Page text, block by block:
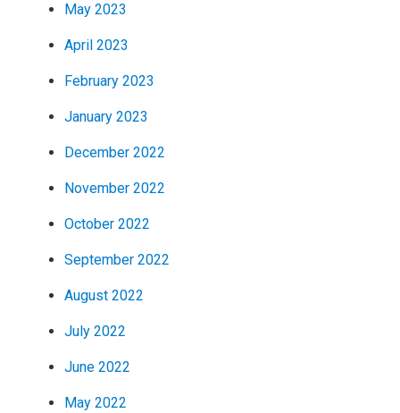
May 2023
April 2023
February 2023
January 2023
December 2022
November 2022
October 2022
September 2022
August 2022
July 2022
June 2022
May 2022